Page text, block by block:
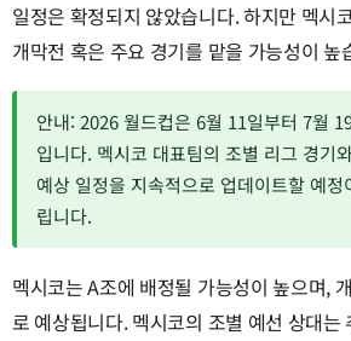
일정은 확정되지 않았습니다. 하지만 멕시
개막전 혹은 주요 경기를 맡을 가능성이 높
안내: 2026 월드컵은 6월 11일부터 7월
입니다. 멕시코 대표팀의 조별 리그 경기
예상 일정을 지속적으로 업데이트할 예
립니다.
멕시코는 A조에 배정될 가능성이 높으며,
로 예상됩니다. 멕시코의 조별 예선 상대는